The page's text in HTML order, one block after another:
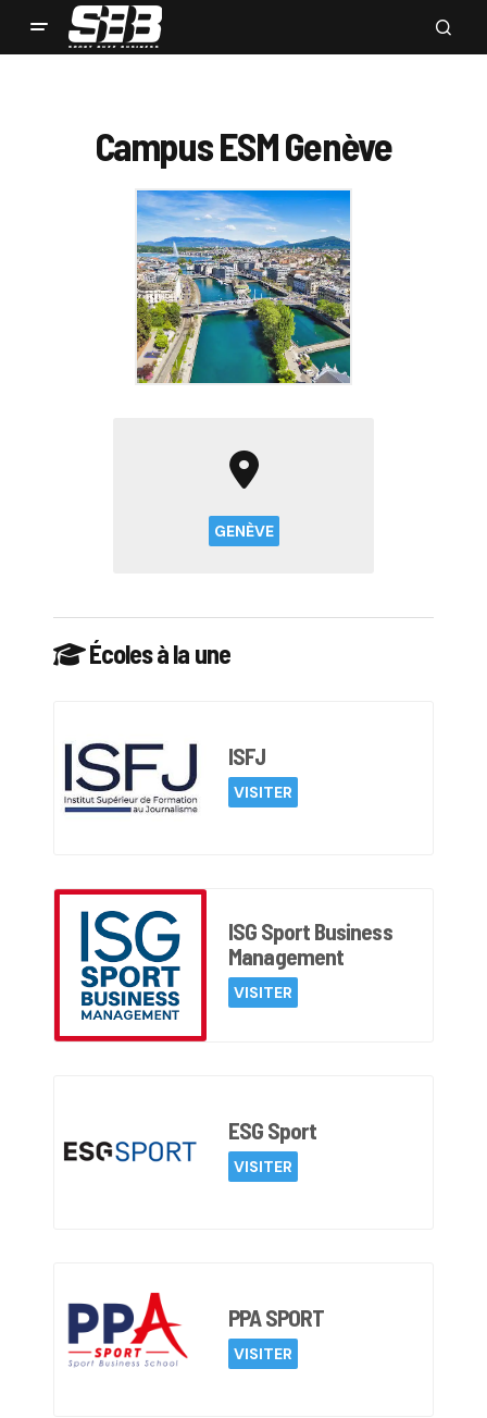
Campus ESM Genève
GENÈVE
Écoles à la une
ISFJ
VISITER
ISG Sport Business
Management
VISITER
ESG Sport
VISITER
PPA SPORT
VISITER